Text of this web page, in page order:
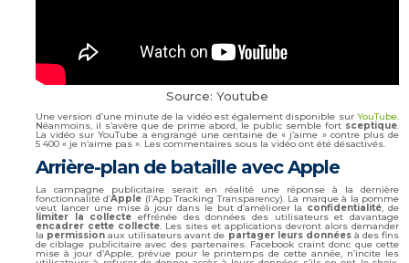
Source: Youtube
Une version d’une minute de la vidéo est également disponible sur YouTube.
Néanmoins, il s’avère que de prime abord, le public semble fort sceptique.
La vidéo sur YouTube a engrangé une centaine de « j’aime » contre plus de
5 400 « je n’aime pas ». Les commentaires sous la vidéo ont été désactivés.
Arrière-plan de bataille avec Apple
La campagne publicitaire serait en réalité une réponse à la dernière
fonctionnalité d’Apple (l’App Tracking Transparency). La marque à la pomme
veut lancer une mise à jour dans le but d’améliorer la confidentialité, de
limiter la collecte effrénée des données des utilisateurs et davantage
encadrer cette collecte. Les sites et applications devront alors demander
la permission aux utilisateurs avant de partager leurs donnéesà des fins
de ciblage publicitaire avec des partenaires. Facebook craint donc que cette
mise à jour d’Apple, prévue pour le printemps de cette année, n’incite les